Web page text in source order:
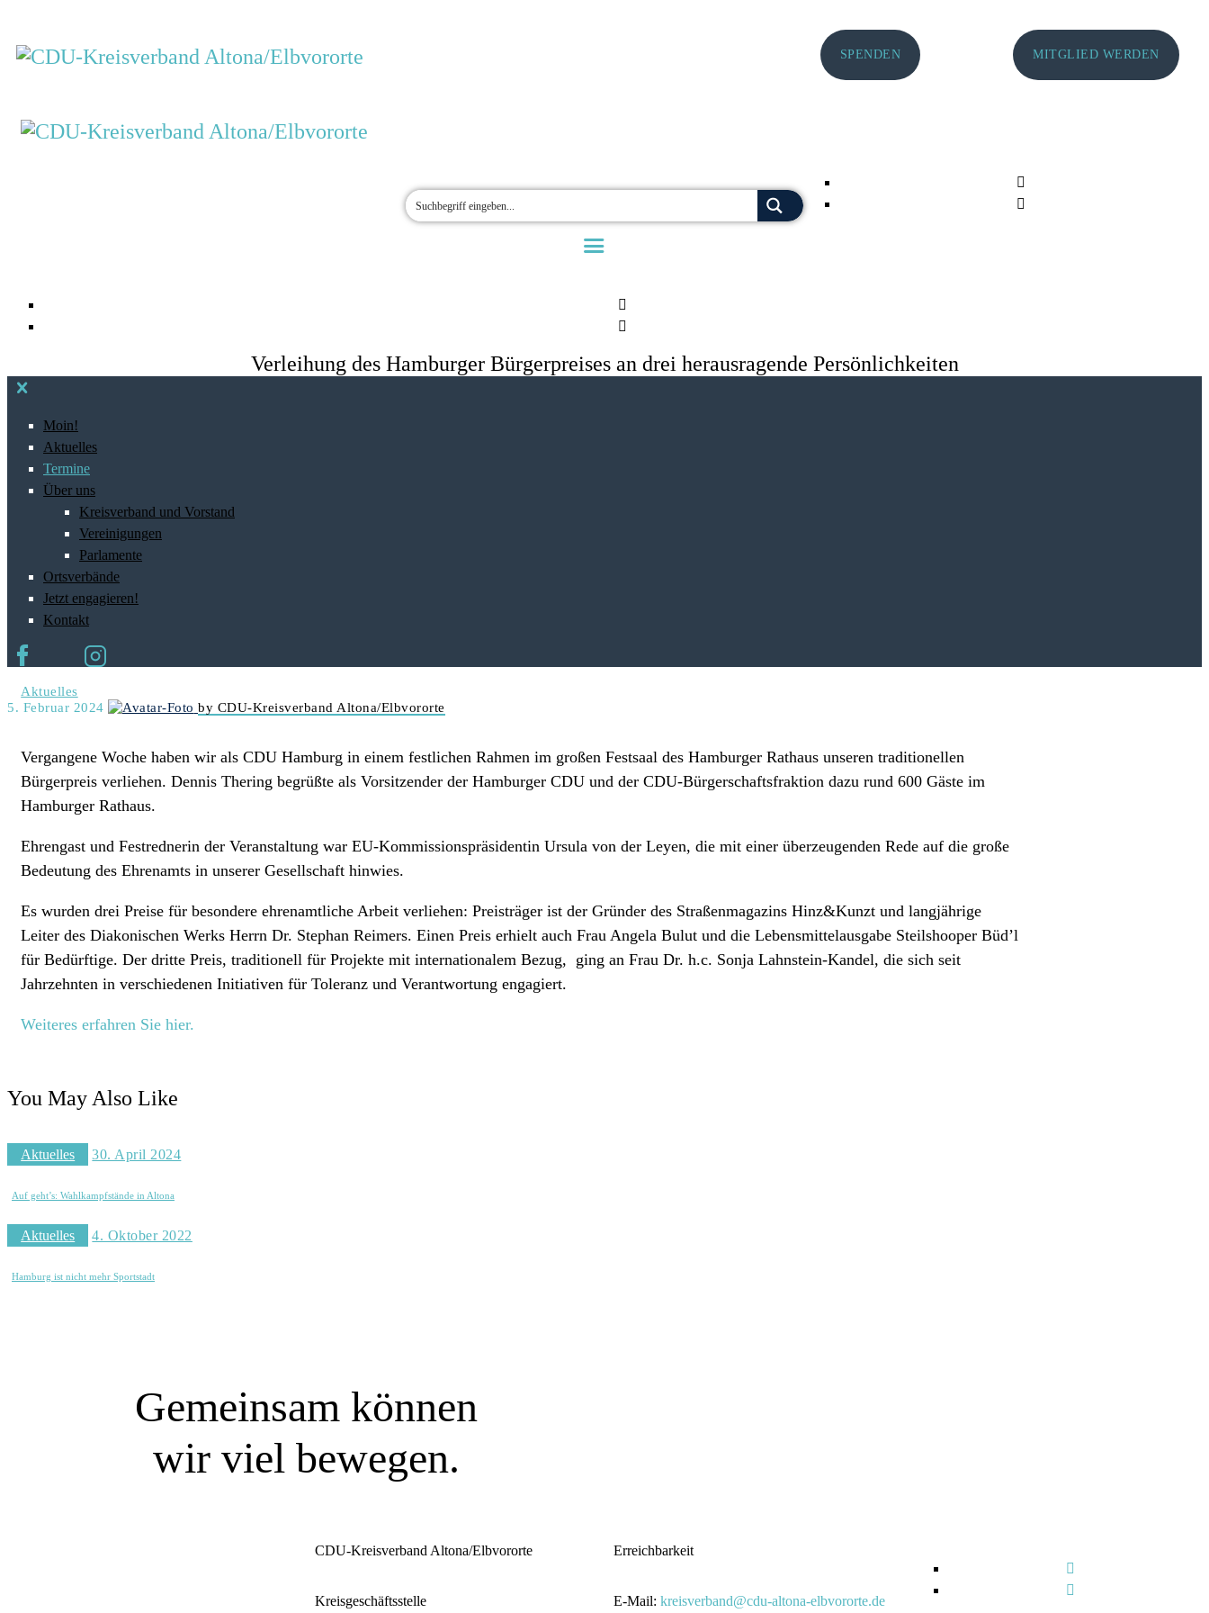
SPENDEN MITGLIED WERDEN
Verleihung des Hamburger Bürgerpreises an drei herausragende Persönlichkeiten
Moin!
Aktuelles
Termine
Über uns
Kreisverband und Vorstand
Vereinigungen
Parlamente
Ortsverbände
Jetzt engagieren!
Kontakt
Aktuelles
5. Februar 2024
by CDU-Kreisverband Altona/Elbvororte
Vergangene Woche haben wir als CDU Hamburg in einem festlichen Rahmen im großen Festsaal des Hamburger Rathaus unseren traditionellen
Bürgerpreis verliehen. Dennis Thering begrüßte als Vorsitzender der Hamburger CDU und der CDU-Bürgerschaftsfraktion dazu rund 600 Gäste im
Hamburger Rathaus.
Ehrengast und Festrednerin der Veranstaltung war EU-Kommissionspräsidentin Ursula von der Leyen, die mit einer überzeugenden Rede auf die große
Bedeutung des Ehrenamts in unserer Gesellschaft hinwies.
Es wurden drei Preise für besondere ehrenamtliche Arbeit verliehen: Preisträger ist der Gründer des Straßenmagazins Hinz&Kunzt und langjährige
Leiter des Diakonischen Werks Herrn Dr. Stephan Reimers. Einen Preis erhielt auch Frau Angela Bulut und die Lebensmittelausgabe Steilshooper Büd’l
für Bedürftige. Der dritte Preis, traditionell für Projekte mit internationalem Bezug, ging an Frau Dr. h.c. Sonja Lahnstein-Kandel, die sich seit
Jahrzehnten in verschiedenen Initiativen für Toleranz und Verantwortung engagiert.
Weiteres erfahren Sie hier.
You May Also Like
Aktuelles 30. April 2024
Auf geht’s: Wahlkampfstände in Altona
Aktuelles 4. Oktober 2022
Hamburg ist nicht mehr Sportstadt
Gemeinsam können
wir viel bewegen.
CDU-Kreisverband Altona/Elbvororte
Kreisgeschäftsstelle
Erreichbarkeit
E-Mail: kreisverband@cdu-altona-elbvororte.de